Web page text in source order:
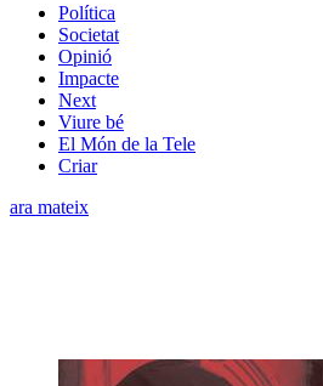
Política
Societat
Opinió
Impacte
Next
Viure bé
El Món de la Tele
Criar
ara mateix